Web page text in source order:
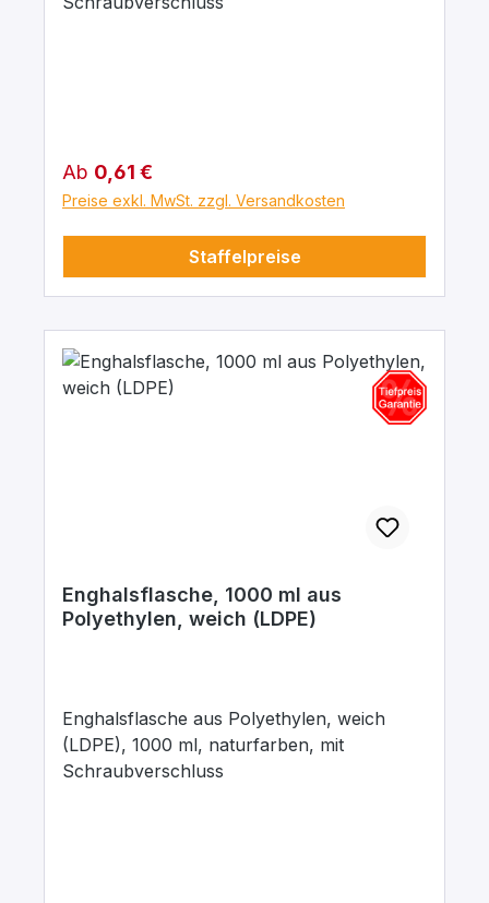
Regulärer Preis:
Ab 0,61 €
Preise exkl. MwSt. zzgl. Versandkosten
Staffelpreise
Enghalsflasche, 1000 ml aus
Polyethylen, weich (LDPE)
Enghalsflasche aus Polyethylen, weich
(LDPE), 1000 ml, naturfarben, mit
Schraubverschluss